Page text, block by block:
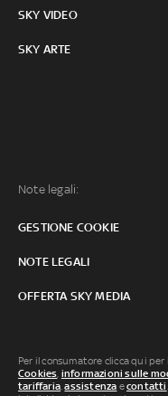
SKY VIDEO
SKY ARTE
Note legali:
GESTIONE COOKIE
NOTE LEGALI
OFFERTA SKY MEDIA
Per il consumatore clicca qui
Cookies, informazioni sulle
tariffaria,assistenza econtatti